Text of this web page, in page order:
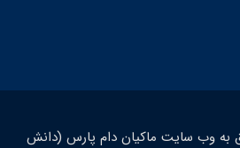
به وب سایت ماکیان دام پارس (دانش